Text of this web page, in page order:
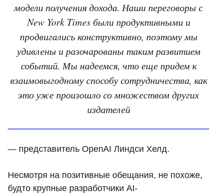
модели получения дохода. Наши переговоры с
New York Times были продуктивными и
продвигались конструктивно, поэтому мы
удивлены и разочарованы таким развитием
событий. Мы надеемся, что еще придем к
взаимовыгодному способу сотрудничества, как
это уже произошло со множеством других
издателей
— представитель OpenAI Линдси Хелд.
Несмотря на позитивные обещания, не похоже,
будто крупные разработчики AI-